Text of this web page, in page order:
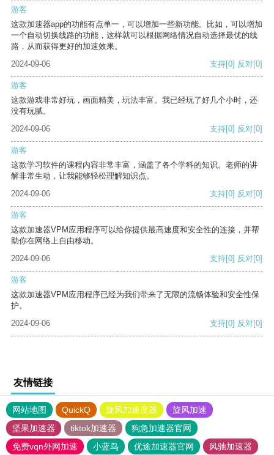
游客
这款加速器app的功能有点单一，可以增加一些新功能。比如，可以增加
一个自动切换线路的功能，这样就可以根据网络情况自动选择最优的线
路，从而获得更好的加速效果。
2024-09-06
支持[0] 反对[0]
游客
这款游戏非常好玩，画面精美，玩法丰富。我已经玩了好几个小时，还
没有玩腻。
2024-09-06
支持[0] 反对[0]
游客
这款学习软件的课程内容非常丰富，涵盖了各个学科的知识。老师的讲
解非常生动，让我能够轻松理解知识点。
2024-09-06
支持[0] 反对[0]
游客
这款加速器VPM应用程序可以给你提供最高速度和安全性的连接，并帮
助你在网络上自由移动。
2024-09-06
支持[0] 反对[0]
游客
这款加速器VPM应用程序已经为我们带来了无限的流畅体验和安全性保
护。
2024-09-06
支持[0] 反对[0]
友情链接
网站地图 QuickQ 旋风加速度器
旋风加速
坚果加速器
tiktok加速器
狗急加速器官网
免费vqn外网加速
小蓝鸟 优途加速器官网 风驰加速器